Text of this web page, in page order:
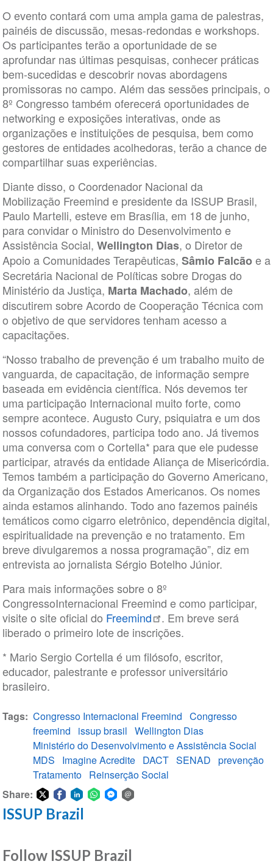
O evento contará com uma ampla gama de palestras,
painéis de discussão, mesas-redondas e workshops.
Os participantes terão a oportunidade de se
aprofundar nas últimas pesquisas, conhecer práticas
bem-sucedidas e descobrir novas abordagens
promissoras no campo. Além das sessões principais, o
8º Congresso também oferecerá oportunidades de
networking e exposições interativas, onde as
organizações e instituições de pesquisa, bem como
gestores de entidades acolhedoras, terão a chance de
compartilhar suas experiências.
Diante disso, o Coordenador Nacional da
Mobilização Freemind e presidente da ISSUP Brasil,
Paulo Martelli, esteve em Brasília, em 18 de junho,
para convidar o Ministro do Desenvolvimento e
Assistência Social, Wellington Dias, o Diretor de
Apoio a Comunidades Terapêuticas, Sâmio Falcão e a
Secretária Nacional de Políticas sobre Drogas do
Ministério da Justiça, Marta Machado, além de
discutirem sobre Acordo de Cooperação Técnica com
o objetivo de que servidores tenham acesso a
capacitações.
“Nosso trabalho de prevenção é um trabalho muito de
vanguarda, de capacitação, de informação sempre
baseada em evidência científica. Nós devemos ter
uma participação Internacional muito forte, como
sempre acontece. Augusto Cury, psiquiatra e um dos
nossos cofundadores, participa todo ano. Já tivemos
uma conversa com o Cortella* para que ele pudesse
participar, através da entidade Aliança de Misericórdia.
Temos também a participação do Governo Americano,
da Organização dos Estados Americanos. Os nomes
ainda estamos alinhando. Todo ano fazemos painéis
temáticos como cigarro eletrônico, dependência digital,
espiritualidade na prevenção e no tratamento. Em
breve divulgaremos a nossa programação”, diz em
entrevista ao jornalista Sérgio Botelho Júnior.
Para mais informações sobre o 8º
CongressoInternacional Freemind e como participar,
visite o site oficial do Freemind
. Em breve será
liberado o primeiro lote de inscrições.
* Mario Sergio Cortella é um filósofo, escritor,
educador, palestrante e professor universitário
brasileiro.
Tags Congresso Internacional Freemind Congresso
freemind
issup brasil Wellington Dias
Ministério do Desenvolvimento e Assistência Social
MDS
Imagine Acredite DACT SENAD prevenção
Tratamento Reinserção Social
Share:
ShareShareShare
Messenger
ISSUP Brazil
Follow ISSUP Brazil